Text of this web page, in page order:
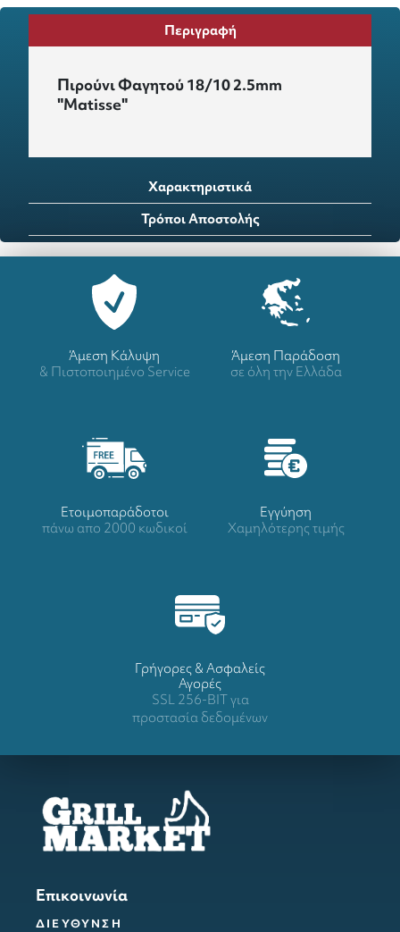
Περιγραφή
Πιρούνι Φαγητού 18/10 2.5mm
"Matisse"
Χαρακτηριστικά
Τρόποι Αποστολής
Άμεση Κάλυψη
& Πιστοποιημένο Service
Άμεση Παράδοση
σε όλη την Ελλάδα
Ετοιμοπαράδοτοι
πάνω απο 2000 κωδικοί
Eγγύηση
Χαμηλότερης τιμής
Γρήγορες & Ασφαλείς
Αγορές
SSL 256-BIT για
προστασία δεδομένων
Επικοινωνία
ΔΙΕΥΘΥΝΣΗ